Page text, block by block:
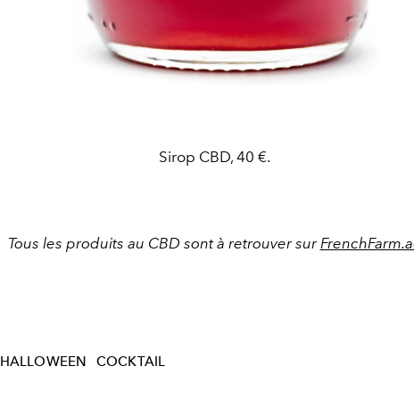
Sirop CBD, 40 €.
Tous les produits au CBD sont à retrouver sur
HALLOWEEN COCKTAIL